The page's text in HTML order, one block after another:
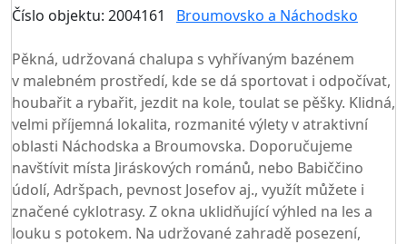
Číslo objektu: 2004161 Broumovsko a Náchodsko
Pěkná, udržovaná chalupa s vyhřívaným bazénem
v malebném prostředí, kde se dá sportovat i odpočívat,
houbařit a rybařit, jezdit na kole, toulat se pěšky. Klidná,
velmi příjemná lokalita, rozmanité výlety v atraktivní
oblasti Náchodska a Broumovska. Doporučujeme
navštívit místa Jiráskových románů, nebo Babiččino
údolí, Adršpach, pevnost Josefov aj., využít můžete i
značené cyklotrasy. Z okna uklidňující výhled na les a
louku s potokem. Na udržované zahradě posezení,